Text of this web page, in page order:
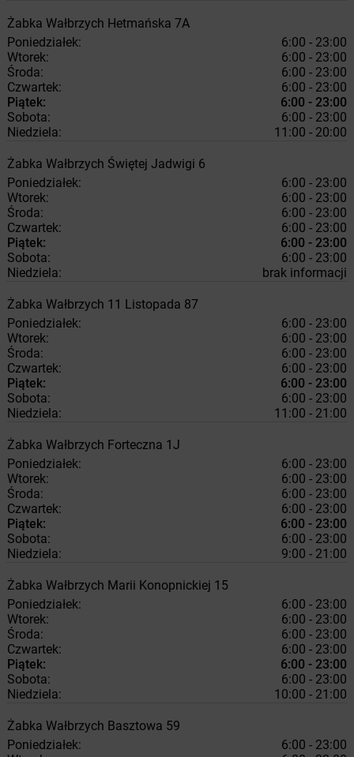
Żabka Wałbrzych Hetmańska 7A
Poniedziałek:
6:00 - 23:00
Wtorek:
6:00 - 23:00
Środa:
6:00 - 23:00
Czwartek:
6:00 - 23:00
Piątek:
6:00 - 23:00
Sobota:
6:00 - 23:00
Niedziela:
11:00 - 20:00
Żabka Wałbrzych Świętej Jadwigi 6
Poniedziałek:
6:00 - 23:00
Wtorek:
6:00 - 23:00
Środa:
6:00 - 23:00
Czwartek:
6:00 - 23:00
Piątek:
6:00 - 23:00
Sobota:
6:00 - 23:00
Niedziela:
brak informacji
Żabka Wałbrzych 11 Listopada 87
Poniedziałek:
6:00 - 23:00
Wtorek:
6:00 - 23:00
Środa:
6:00 - 23:00
Czwartek:
6:00 - 23:00
Piątek:
6:00 - 23:00
Sobota:
6:00 - 23:00
Niedziela:
11:00 - 21:00
Żabka Wałbrzych Forteczna 1J
Poniedziałek:
6:00 - 23:00
Wtorek:
6:00 - 23:00
Środa:
6:00 - 23:00
Czwartek:
6:00 - 23:00
Piątek:
6:00 - 23:00
Sobota:
6:00 - 23:00
Niedziela:
9:00 - 21:00
Żabka Wałbrzych Marii Konopnickiej 15
Poniedziałek:
6:00 - 23:00
Wtorek:
6:00 - 23:00
Środa:
6:00 - 23:00
Czwartek:
6:00 - 23:00
Piątek:
6:00 - 23:00
Sobota:
6:00 - 23:00
Niedziela:
10:00 - 21:00
Żabka Wałbrzych Basztowa 59
Poniedziałek:
6:00 - 23:00